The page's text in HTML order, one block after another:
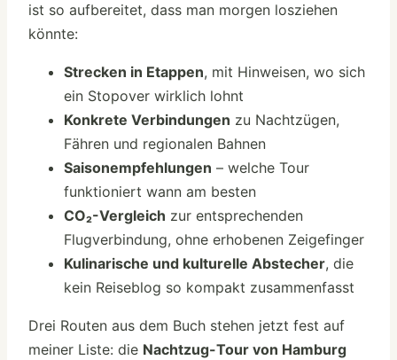
ist so aufbereitet, dass man morgen losziehen
könnte:
Strecken in Etappen, mit Hinweisen, wo sich
ein Stopover wirklich lohnt
Konkrete Verbindungen zu Nachtzügen,
Fähren und regionalen Bahnen
Saisonempfehlungen – welche Tour
funktioniert wann am besten
CO₂-Vergleich zur entsprechenden
Flugverbindung, ohne erhobenen Zeigefinger
Kulinarische und kulturelle Abstecher, die
kein Reiseblog so kompakt zusammenfasst
Drei Routen aus dem Buch stehen jetzt fest auf
meiner Liste: die Nachtzug-Tour von Hamburg